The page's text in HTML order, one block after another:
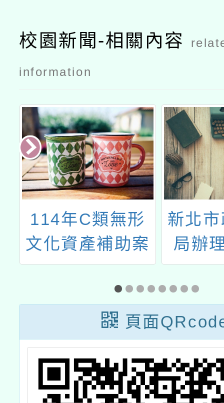
校園新聞-相關內容
information
114年C類無形
文化資產補助案
「北管後場伴奏
暑期研習營」
新北
局辦
小車
頁面